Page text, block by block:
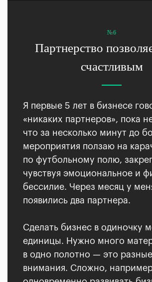
№6
Партнерство
счастливым
Я первые 5 лет в бизнесе
«никаких партнеров», пока
что за несколько минут до
мероприятия ползаю на
по футбольному полю,
чувствуя эмоциональное и
бессилие. Через месяц у
появились два партнера.
Сделать бизнес в одиночку
единицы. Нужно много
в одно полотно — это
внимания. Сложно,